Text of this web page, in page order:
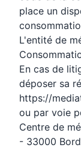
place un
L'entité de
En cas de
déposer sa
https://
ou par voie
Centre de
- 33000